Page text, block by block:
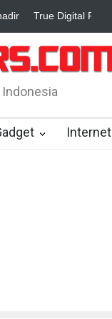
game Indonesia
Internet